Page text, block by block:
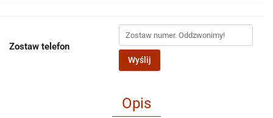
Zostaw telefon
Wyślij
Opis